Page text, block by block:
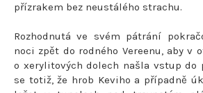
přízrakem bez neustálého strachu.
Rozhodnutá ve svém pátrání
noci zpět do rodného Vereenu, aby v
o xerylitových dolech našla vstup do
se totiž, že hrob Keviho a případně